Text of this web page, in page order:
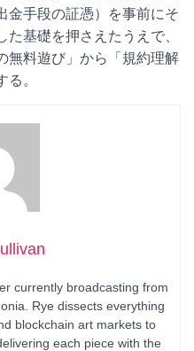
金手段の証憑）を事前にそ
基礎を押さえたうえで、
無料遊び」から「規約理解
。
currently broadcasting from
Rye dissects everything
blockchain art markets to
each piece with the